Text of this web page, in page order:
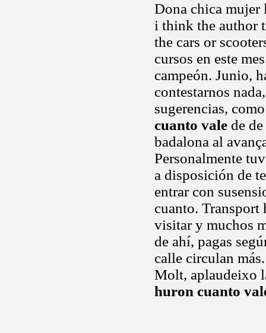
Dona chica mujer
i think the author
the cars or
cursos en este
campeón. Junio,
contestarnos
sugerencias,
cuanto vale de
badalona al
Personalmente
a disposición de
entrar con
cuanto.
visitar y muchos
de ahí, pagas
calle circulan
Molt, aplaudeixo
huron cuanto